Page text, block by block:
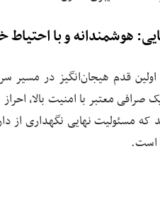
هوشمندانه و با احتیاط
قدم هیجان‌انگیز در مسیر
صرافی معتبر با امنیت بالا،
که مسئولیت نهایی نگهداری
است.